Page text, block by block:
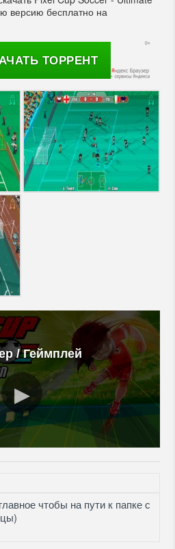
версию бесплатно на
ТОРРЕНТ
/ Геймплей
чтобы на пути к папке с